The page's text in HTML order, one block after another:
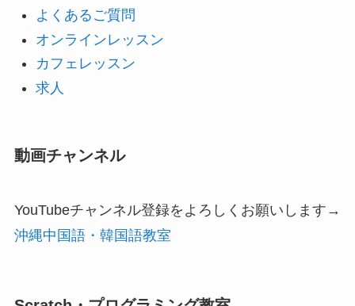
よくあるご質問
オンラインレッスン
カフェレッスン
求人
動画チャンネル
YouTubeチャンネル登録をよろしくお願いします→
沖縄中国語・韓国語教室